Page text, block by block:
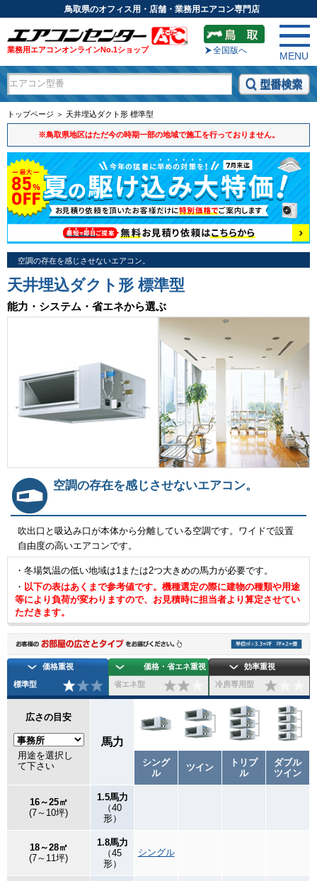
鳥取県のオフィス用・店舗・業務用エアコン専門店
業務用エアコンオンラインNo.1ショップ 全国版へ
MENU
トップページ ＞ 天井埋込ダクト形 標準型
※鳥取県地区はただ今の時期一部の地域で施工を行っておりません。
空調の存在を感じさせないエアコン。
天井埋込ダクト形 標準型
能力・システム・省エネから選ぶ
空調の存在を感じさせないエアコン。
吹出口と吸込み口が本体から分離している空調です。ワイドで設置
自由度の高いエアコンです。
・冬場気温の低い地域は1または2つ大きめの馬力が必要です。
・ 以下の表はあくまで参考値です。機種選定の際に建物の種類や用途
等により負荷が変わりますので、お見積時に担当者より算定させてい
ただきます。
価格重視
標準型
価格・省エネ重視
省エネ型
効率重視
冷房専用型
広さの目安
用途を選択し
て下さい
馬力
シング
ル
ツイン
トリプ
ル
ダブル
ツイン
16～25㎡
(7～10坪)
1.5馬力
（40
形）
18～28㎡
(7～11坪)
1.8馬力
（45
形）
シングル